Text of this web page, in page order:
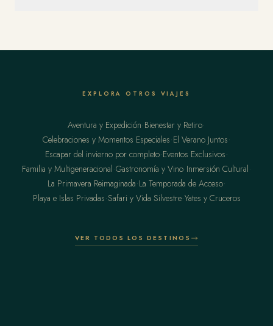
EXPLORA OTROS VIAJES
Aventura y Expedición·Bienestar y Retiro·
Celebraciones y Momentos Especiales·El Verano Juntos·
Escapar del invierno por completo·Eventos Exclusivos·
Familia y Multigeneracional·Gastronomía y Vino·Inmersión Cultural·
La Primavera Reimaginada·La Temporada de Acceso·
Playa e Islas Privadas·Safari y Vida Silvestre·Yates y Cruceros
VER TODOS LOS DESTINOS